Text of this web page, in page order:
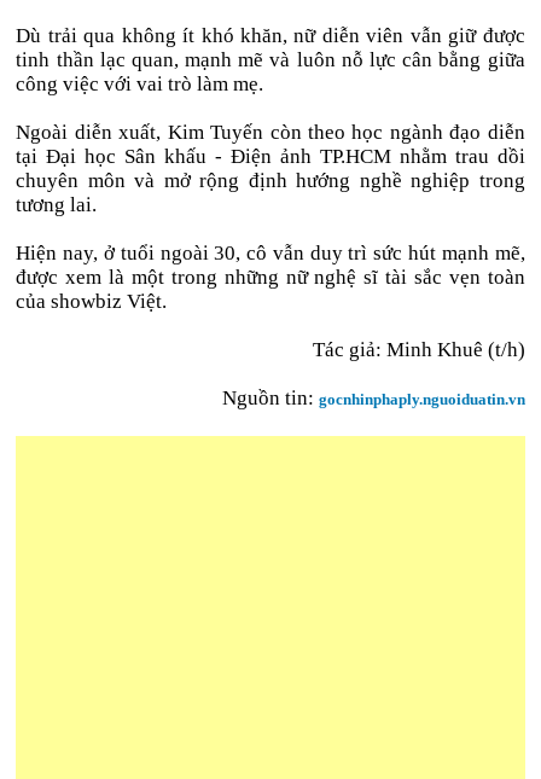
Dù trải qua không ít khó khăn, nữ diễn viên vẫn giữ được
tinh thần lạc quan, mạnh mẽ và luôn nỗ lực cân bằng giữa
công việc với vai trò làm mẹ.
Ngoài diễn xuất, Kim Tuyến còn theo học ngành đạo diễn
tại Đại học Sân khấu - Điện ảnh TP.HCM nhằm trau dồi
chuyên môn và mở rộng định hướng nghề nghiệp trong
tương lai.
Hiện nay, ở tuổi ngoài 30, cô vẫn duy trì sức hút mạnh mẽ,
được xem là một trong những nữ nghệ sĩ tài sắc vẹn toàn
của showbiz Việt.
Tác giả: Minh Khuê (t/h)
Nguồn tin: gocnhinphaply.nguoiduatin.vn